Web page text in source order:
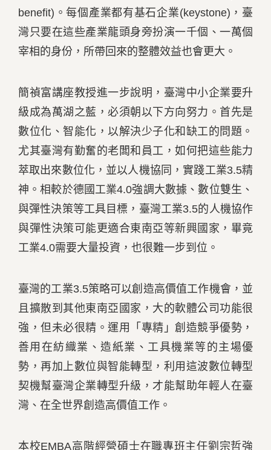
benefit)。每個產業都有基石企業(keystone)，臺
灣只要在這些產業龍頭身旁扮演一千個、一萬個
宰相的身份，所帶回來的整體效益也會更大。
簡禎富講座教授進一步說明，臺灣中小企業要升
級成為萬湖之藍，必須朝以下方向努力。首先是
數位化、智能化，以解決少子化和缺工的問題。
尤其臺灣有勤奮的老闆和員工，如何把這些能力
萃取出來數位化，並以人機協同，實踐工業3.5精
神。相較於德國工業4.0強調大數據、數位雙生、
與彈性決策等工具目標，臺灣工業3.5的人機協作
與彈性決策可能更適合東南亞等新興國家，畢竟
工業4.0需要大量投資，也很難一步到位。
臺灣的工業3.5策略可以創造高價值工作機會，並
且擴散到其他東南亞國家，大的軟體公司功能很
強，但未必很精。運用「專精」創造競爭優勢，
善用在紡織業、造紙業、工具機業等的主場優
勢，再加上數位與智能轉型，利用這波數位轉型
契機幫臺灣企業轉型升級，才能幫助年輕人在臺
灣、在全世界創造高價值工作。
本校EMBA高階經營碩士在職專班主任劉宗哲強